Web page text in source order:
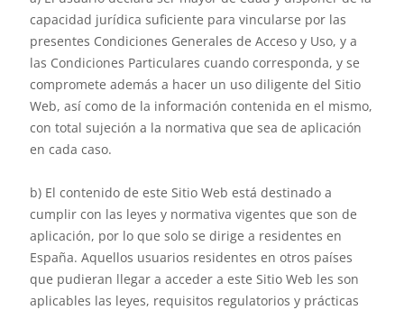
capacidad jurídica suficiente para vincularse por las
presentes Condiciones Generales de Acceso y Uso, y a
las Condiciones Particulares cuando corresponda, y se
compromete además a hacer un uso diligente del Sitio
Web, así como de la información contenida en el mismo,
con total sujeción a la normativa que sea de aplicación
en cada caso.
b) El contenido de este Sitio Web está destinado a
cumplir con las leyes y normativa vigentes que son de
aplicación, por lo que solo se dirige a residentes en
España. Aquellos usuarios residentes en otros países
que pudieran llegar a acceder a este Sitio Web les son
aplicables las leyes, requisitos regulatorios y prácticas